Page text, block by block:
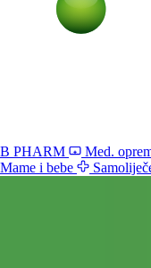
B PHARM Med.
Mame i bebe